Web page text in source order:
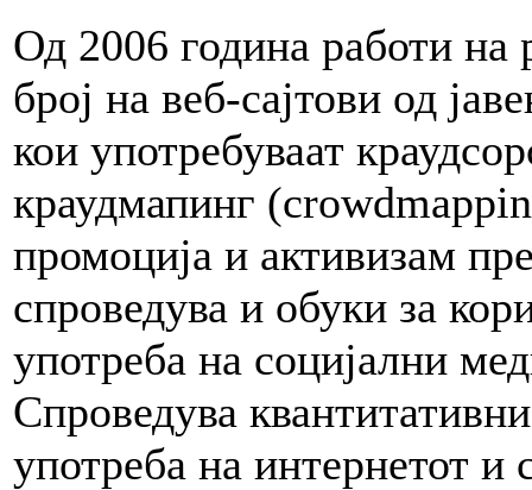
Од 2006 година работи на
број на веб-сајтови од
кои употребуваат
краудмапинг
промоција и активизам
спроведува и обуки за
употреба на социјални
Спроведува
употреба на интернетот и